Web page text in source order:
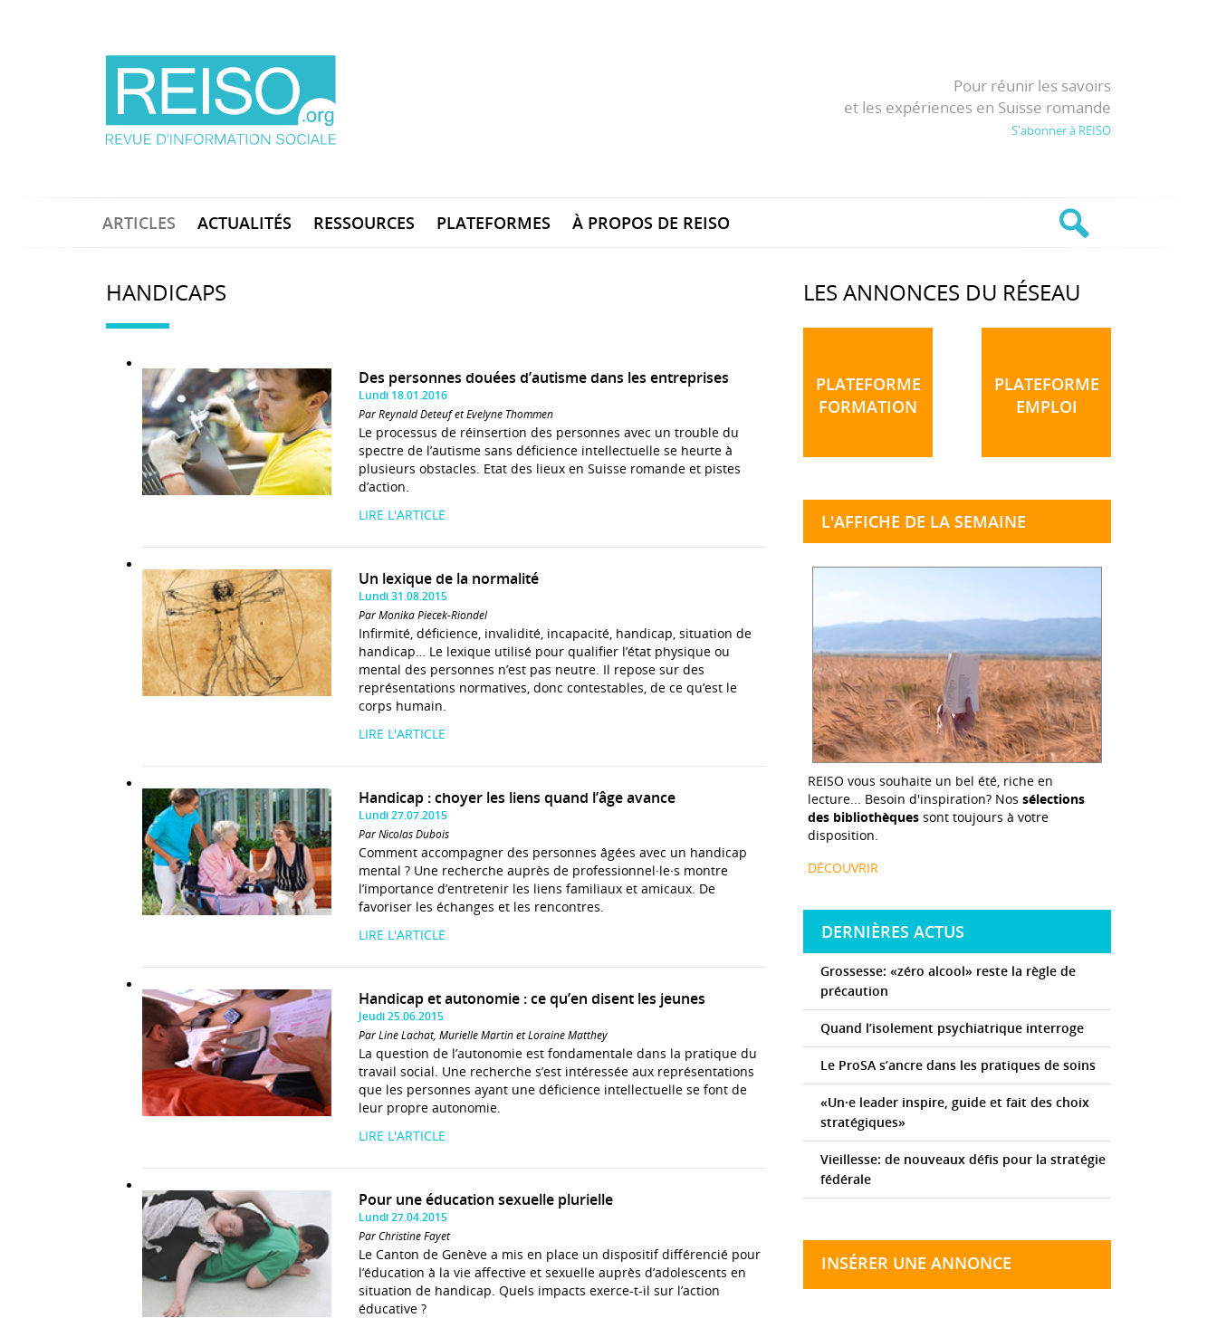
Pour réunir les savoirs
et les expériences en Suisse romande
S'abonner à REISO
ARTICLES ACTUALITÉS RESSOURCES PLATEFORMES À PROPOS DE REISO
HANDICAPS
Des personnes douées d’autisme dans les entreprises
Lundi 18.01.2016
Par Reynald Deteuf et Evelyne Thommen
Le processus de réinsertion des personnes avec un trouble du
spectre de l’autisme sans déficience intellectuelle se heurte à
plusieurs obstacles. Etat des lieux en Suisse romande et pistes
d’action.
LIRE L'ARTICLE
Un lexique de la normalité
Lundi 31.08.2015
Par Monika Piecek-Riondel
Infirmité, déficience, invalidité, incapacité, handicap, situation de
handicap… Le lexique utilisé pour qualifier l’état physique ou
mental des personnes n’est pas neutre. Il repose sur des
représentations normatives, donc contestables, de ce qu’est le
corps humain.
LIRE L'ARTICLE
Handicap : choyer les liens quand l’âge avance
Lundi 27.07.2015
Par Nicolas Dubois
Comment accompagner des personnes âgées avec un handicap
mental ? Une recherche auprès de professionnel·le·s montre
l’importance d’entretenir les liens familiaux et amicaux. De
favoriser les échanges et les rencontres.
LIRE L'ARTICLE
Handicap et autonomie : ce qu’en disent les jeunes
Jeudi 25.06.2015
Par Line Lachat, Murielle Martin et Loraine Matthey
La question de l’autonomie est fondamentale dans la pratique du
travail social. Une recherche s’est intéressée aux représentations
que les personnes ayant une déficience intellectuelle se font de
leur propre autonomie.
LIRE L'ARTICLE
Pour une éducation sexuelle plurielle
Lundi 27.04.2015
Par Christine Fayet
Le Canton de Genève a mis en place un dispositif différencié pour
l’éducation à la vie affective et sexuelle auprès d’adolescents en
situation de handicap. Quels impacts exerce-t-il sur l’action
éducative ?
LES ANNONCES DU RÉSEAU
PLATEFORME
FORMATION
PLATEFORME
EMPLOI
L'AFFICHE DE LA SEMAINE
REISO vous souhaite un bel été, riche en
lecture... Besoin d'inspiration? Nos sélections
des bibliothèques sont toujours à votre
disposition.
DÉCOUVRIR
DERNIÈRES ACTUS
Grossesse: «zéro alcool» reste la règle de
précaution
Quand l’isolement psychiatrique interroge
Le ProSA s’ancre dans les pratiques de soins
«Un·e leader inspire, guide et fait des choix
stratégiques»
Vieillesse: de nouveaux défis pour la stratégie
fédérale
INSÉRER UNE ANNONCE